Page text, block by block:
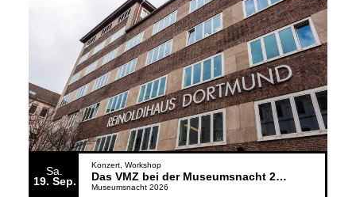
Sa.
19 Sep.
Konzert Workshop
Das VMZ bei der Museumsnacht 2026
Museumsnacht 2026